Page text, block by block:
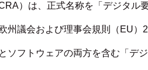
）は、正式名称を 「デジタル
州議会および理事会規則（EU）
ソフトウェアの両方を含む「デ